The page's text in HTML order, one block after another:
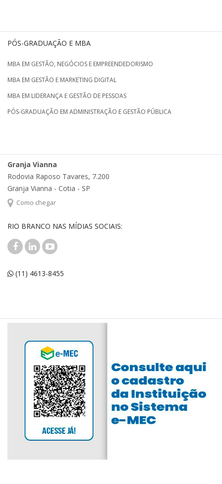
PÓS-GRADUAÇÃO E MBA
MBA EM GESTÃO, NEGÓCIOS E EMPREENDEDORISMO
MBA EM GESTÃO E MARKETING DIGITAL
MBA EM LIDERANÇA E GESTÃO DE PESSOAS
PÓS-GRADUAÇÃO EM ADMINISTRAÇÃO E GESTÃO PÚBLICA
Granja Vianna
Rodovia Raposo Tavares, 7.200
Granja Vianna - Cotia - SP
Como chegar
RIO BRANCO NAS MÍDIAS SOCIAIS:
(11) 4613-8455